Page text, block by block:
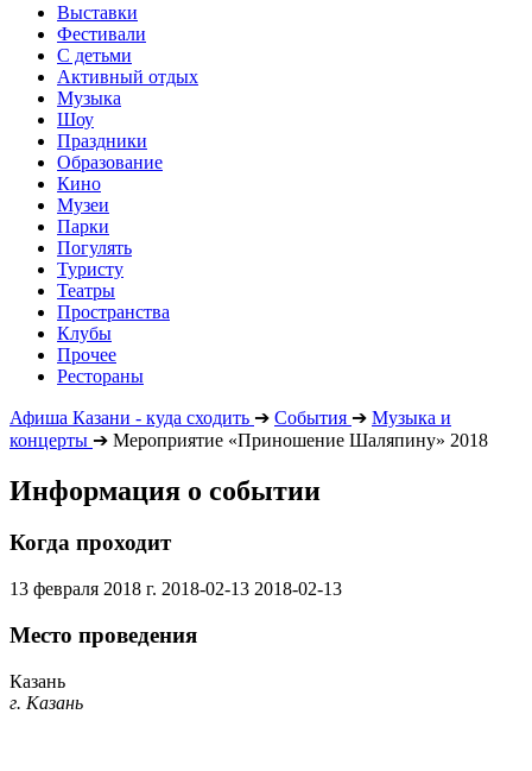
Выставки
Фестивали
С детьми
Активный отдых
Музыка
Шоу
Праздники
Образование
Кино
Музеи
Парки
Погулять
Туристу
Театры
Пространства
Клубы
Прочее
Рестораны
Афиша Казани - куда сходить ➔ События ➔ Музыка и
концерты ➔ Мероприятие «Приношение Шаляпину» 2018
Информация о событии
Когда проходит
13 февраля 2018 г. 2018-02-13 2018-02-13
Место проведения
Казань
г. Казань